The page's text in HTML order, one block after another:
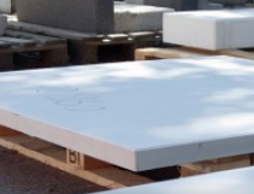
Individuele producten